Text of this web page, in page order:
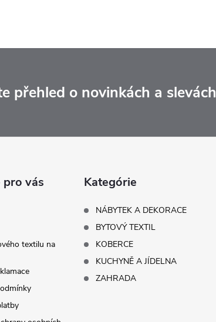
přehled o novinkách a slevách
vás
textilu na
Kategórie
NÁBYTEK A DEKORACE
BYTOVÝ TEXTIL
KOBERCE
KUCHYNĚ A JÍDELNA
ZAHRADA